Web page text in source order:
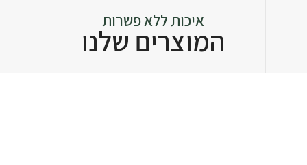
איכות ללא פשרות
המוצרים שלנו